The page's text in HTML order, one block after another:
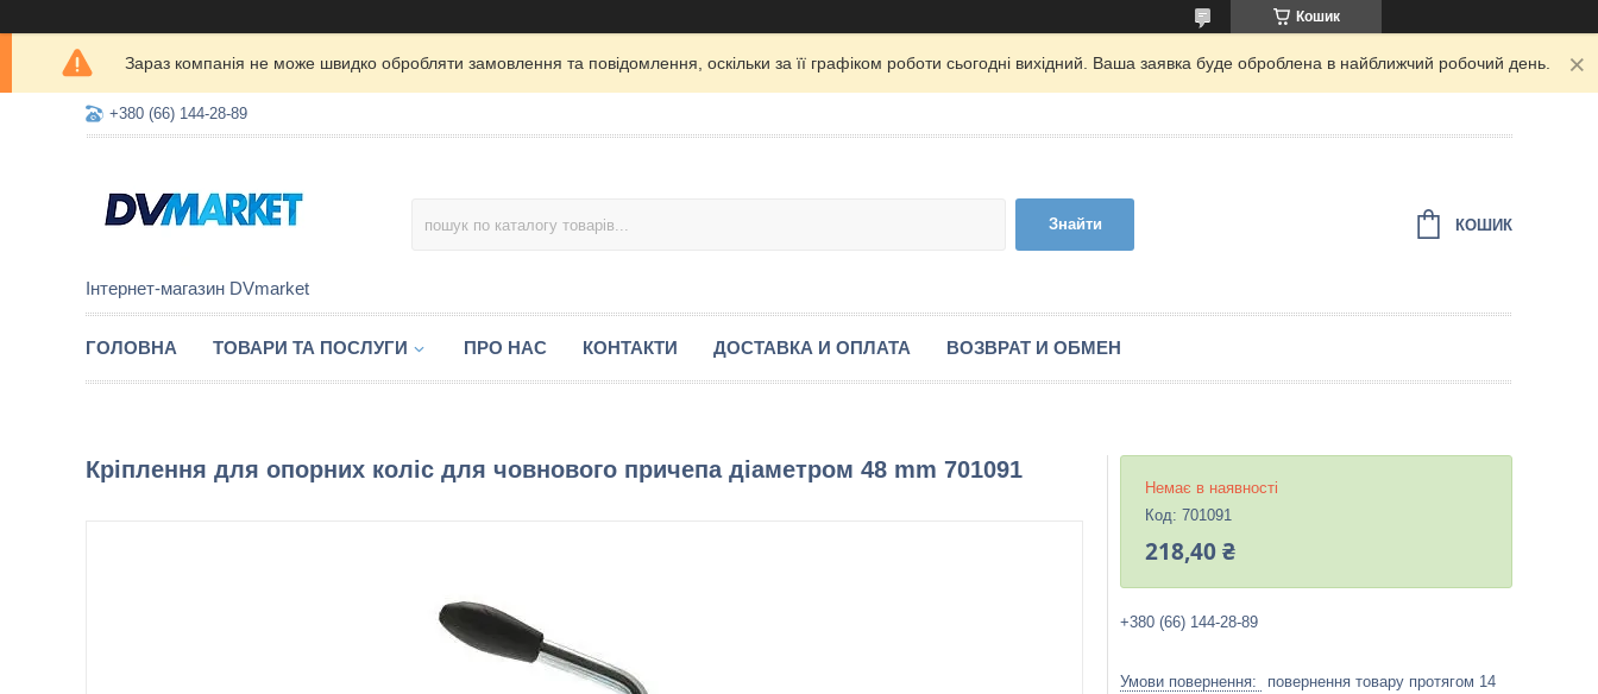
Кошик
Зараз компанія не може швидко обробляти замовлення та повідомлення, оскільки за її графіком роботи сьогодні вихідний. Ваша заявка буде оброблена в найближчий робочий день.
+380 (66) 144-28-89
Інтернет-магазин DVmarket
Знайти КОШИК
ГОЛОВНА ТОВАРИ ТА ПОСЛУГИ ПРО НАС КОНТАКТИ ДОСТАВКА И ОПЛАТА ВОЗВРАТ И ОБМЕН
Кріплення для опорних коліс для човнового причепа діаметром 48 mm 701091
Немає в наявності
Код: 701091
218,40 ₴
+380 (66) 144-28-89
повернення товару протягом 14